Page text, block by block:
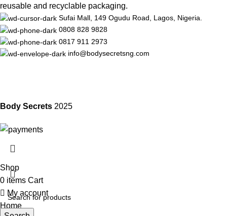
reusable and recyclable packaging.
Sufai Mall, 149 Ogudu Road, Lagos, Nigeria.
0808 828 9828
0817 911 2973
info@bodysecretsng.com
Body Secrets 2025
Shop
0 items Cart
My account
Home